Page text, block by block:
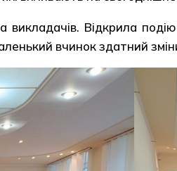
викладачів. Відкрила
вчинок здатний